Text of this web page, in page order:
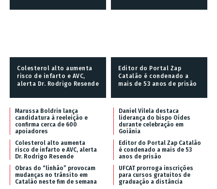
Colesterol alto aumenta
risco de infarto e AVC,
alerta Dr. Rodrigo Resende
Editor do Portal Zap
Catalão é condenado a
mais de 53 anos de prisão
Marussa Boldrin lança
candidatura à reeleição e
confirma cerca de 600
apoiadores
Daniel Vilela destaca
liderança do bispo Oídes
durante celebração em
Goiânia
Colesterol alto aumenta
risco de infarto e AVC, alerta
Dr. Rodrigo Resende
Editor do Portal Zap Catalão
é condenado a mais de 53
anos de prisão
Obras do “linhão” provocam
mudanças no trânsito em
Catalão neste fim de semana
UFCAT prorroga inscrições
para cursos gratuitos de
graduação a distância